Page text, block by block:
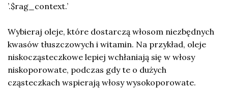
’.$rag_context.’
Wybieraj oleje, które dostarczą włosom niezbędnych
kwasów tłuszczowych i witamin. Na przykład, oleje
niskocząsteczkowe lepiej wchłaniają się w włosy
niskoporowate, podczas gdy te o dużych
cząsteczkach wspierają włosy wysokoporowate.